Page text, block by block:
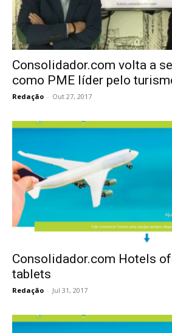
Consolidador.com volta a
como PME líder pelo
Redação - Out 27, 2017
Consolidador.com Hotels
tablets
Redação - Jul 31, 2017